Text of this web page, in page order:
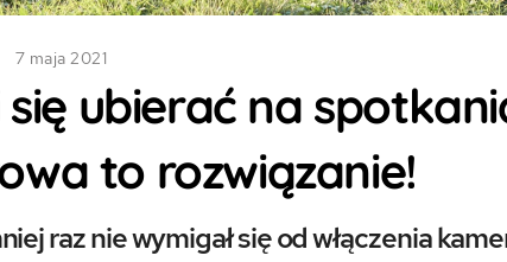
7 maja 2021
się ubierać na
to rozwiązanie!
raz nie wymigał się od włączenia